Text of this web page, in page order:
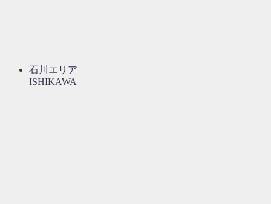
石川エリア
ISHIKAWA